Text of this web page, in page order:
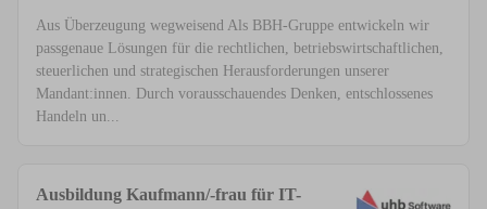
Aus Überzeugung wegweisend Als BBH-Gruppe entwickeln wir
passgenaue Lösungen für die rechtlichen, betriebswirtschaftlichen,
steuerlichen und strategischen Herausforderungen unserer
Mandant:innen. Durch vorausschauendes Denken, entschlossenes
Handeln un...
Ausbildung Kaufmann/-frau für IT-